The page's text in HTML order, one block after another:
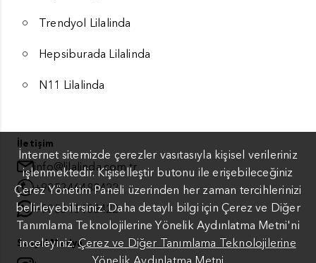
Trendyol Lilalinda
Hepsiburada Lilalinda
N11 Lilalinda
İletişim
info@lilalinda.com.tr
+905346488422
+905346488422
Sosyal Medya
İnternet sitemizde çerezler vasıtasıyla kişisel verileriniz
işlenmektedir. Kişiselleştir butonu ile erişebileceğiniz
Çerez Yönetim Paneli üzerinden her zaman tercihlerinizi
belirleyebilirsiniz. Daha detaylı bilgi için Çerez ve Diğer
Tanımlama Teknolojilerine Yönelik Aydınlatma Metni'ni
inceleyiniz.Çerez ve Diğer Tanımlama Teknolojilerine
Yönelik Aydınlatma Metni